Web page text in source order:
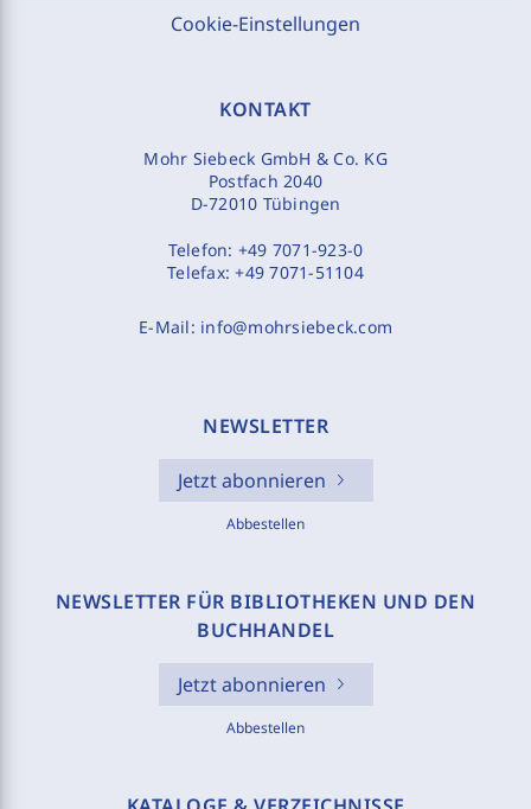
Cookie-Einstellungen
KONTAKT
Mohr Siebeck GmbH & Co. KG
Postfach 2040
D-72010 Tübingen
Telefon: +49 7071-923-0
Telefax:+49 7071-51104
E-Mail: info@mohrsiebeck.com
NEWSLETTER
Jetzt abonnieren
Abbestellen
NEWSLETTER FÜR BIBLIOTHEKEN UND DEN
BUCHHANDEL
Jetzt abonnieren
Abbestellen